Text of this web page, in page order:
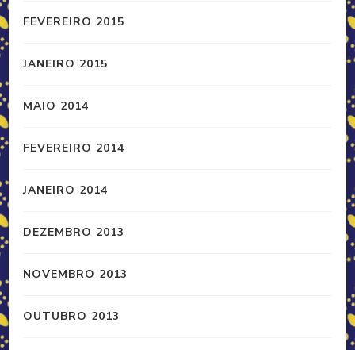
FEVEREIRO 2015
JANEIRO 2015
MAIO 2014
FEVEREIRO 2014
JANEIRO 2014
DEZEMBRO 2013
NOVEMBRO 2013
OUTUBRO 2013